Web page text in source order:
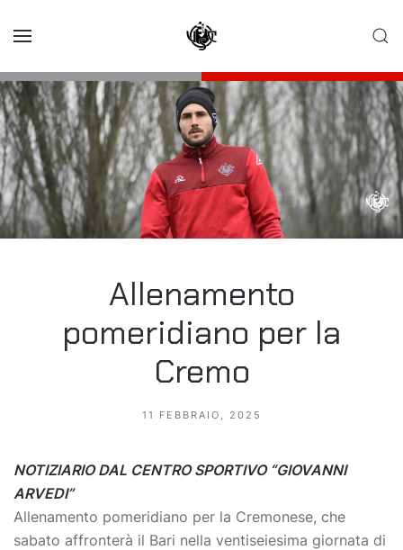
Allenamento
pomeridiano per la
Cremo
11 FEBBRAIO, 2025
NOTIZIARIO DAL CENTRO SPORTIVO “GIOVANNI
ARVEDI”
Allenamento pomeridiano per la Cremonese, che
sabato affronterà il Bari nella ventiseiesima giornata di